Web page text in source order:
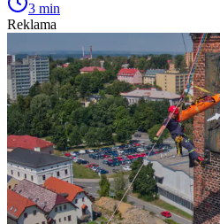
3 min
Reklama